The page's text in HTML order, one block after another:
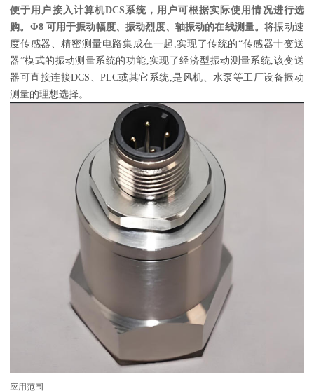
便于用户接入计算机DCS系统，用户可根据实际使用情况进行选
购。Φ8 可用于振动幅度、振动烈度、轴振动的在线测量。将振动速
度传感器、精密测量电路集成在一起,实现了传统的“传感器十变送
器”模式的振动测量系统的功能,实现了经济型振动测量系统,该变送
器可直接连接DCS、PLC或其它系统,是风机、水泵等工厂设备振动
测量的理想选择。
应用范围